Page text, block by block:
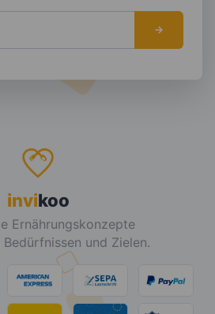
invikoo
Ernährungskonzepte
Bedürfnissen und Zielen.